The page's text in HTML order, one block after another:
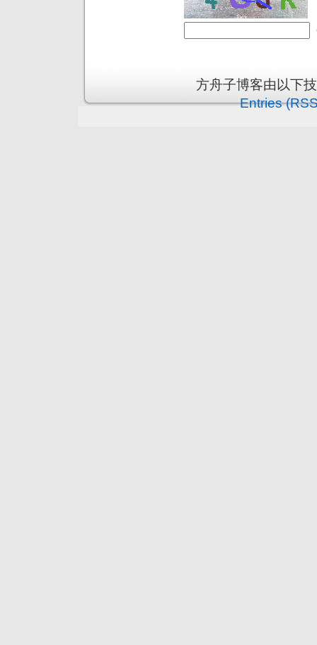
方舟子博客由以下
Entries